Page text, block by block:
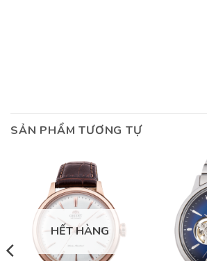
SẢN PHẨM TƯƠNG TỰ
HẾT HÀNG